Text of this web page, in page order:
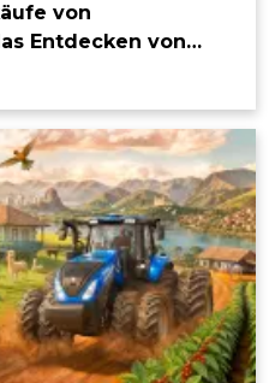
von
Entdecken von
Missionen